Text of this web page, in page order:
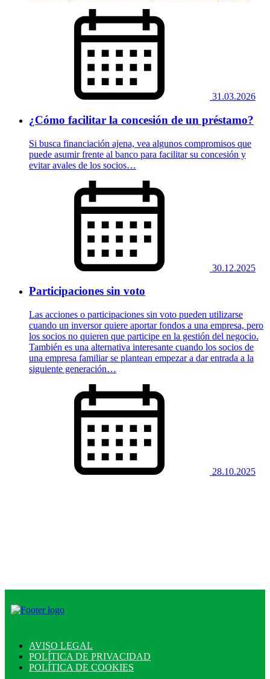
31.03.2026
¿Cómo facilitar la concesión de un préstamo?
Si busca financiación ajena, vea algunos compromisos que
puede asumir frente al banco para facilitar su concesión y
evitar avales de los socios…
30.12.2025
Participaciones sin voto
Las acciones o participaciones sin voto pueden utilizarse
cuando un inversor quiere aportar fondos a una empresa, pero
los socios no quieren que participe en la gestión del negocio.
También es una alternativa interesante cuando los socios de
una empresa familiar se plantean empezar a dar entrada a la
siguiente generación…
28.10.2025
AVISO LEGAL
POLÍTICA DE PRIVACIDAD
POLÍTICA DE COOKIES